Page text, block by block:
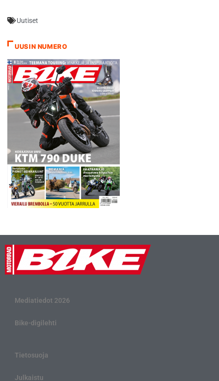
Uutiset
UUSIN NUMERO
Mediatiedot 2026
Bike-digilehti
Tietosuoja
Julkaistu